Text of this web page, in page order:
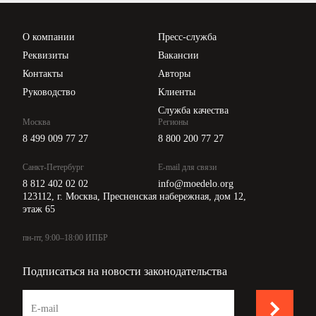
О компании
Реквизиты
Контакты
Руководство
Пресс-служба
Вакансии
Авторы
Клиенты
Служба качества
Москва
8 499 009 77 27
Санкт-Петербург
8 812 402 02 02
Регионы
8 800 200 77 27
E-mail для связи
info@moedelo.org
123112, г. Москва, Пресненская набережная, дом 12,
этаж 65
пн-пт, 9:00–18:00 ИПБР
Подписаться на новости законодательства